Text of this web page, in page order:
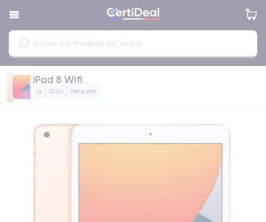
iPad 8 Wifi
Or 32 Go Parfait état